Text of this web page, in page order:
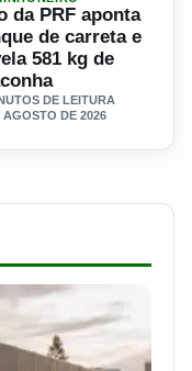
da PRF aponta
de carreta e
581 kg de
DE LEITURA
AGOSTO DE 2026